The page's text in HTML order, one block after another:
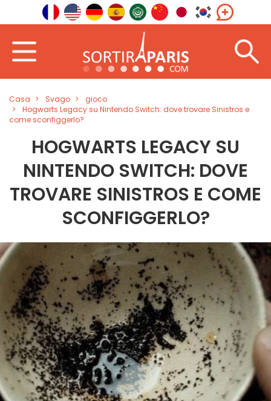
Casa Svago
gioco
Hogwarts Legacy su Nintendo Switch: dove trovare Sinistros e
come sconfiggerlo?
HOGWARTS LEGACY SU
NINTENDO SWITCH: DOVE
TROVARE SINISTROS E COME
SCONFIGGERLO?